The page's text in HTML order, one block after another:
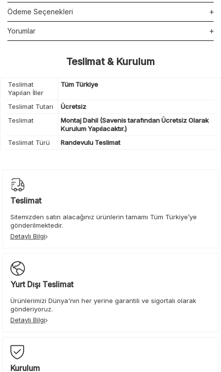
Ödeme Seçenekleri
Yorumlar
Teslimat & Kurulum
Teslimat
Yapılan İller
Tüm Türkiye
Teslimat Tutarı
Ücretsiz
Teslimat
Montaj Dahil (Savenis tarafından Ücretsiz Olarak
Kurulum Yapılacaktır.)
Teslimat Türü
Randevulu Teslimat
Teslimat
Sitemizden satın alacağınız ürünlerin tamamı Tüm Türkiye’ye
gönderilmektedir.
Detaylı Bilgi
Yurt Dışı Teslimat
Ürünlerimizi Dünya'nın her yerine garantili ve sigortalı olarak
gönderiyoruz.
Detaylı Bilgi
Kurulum